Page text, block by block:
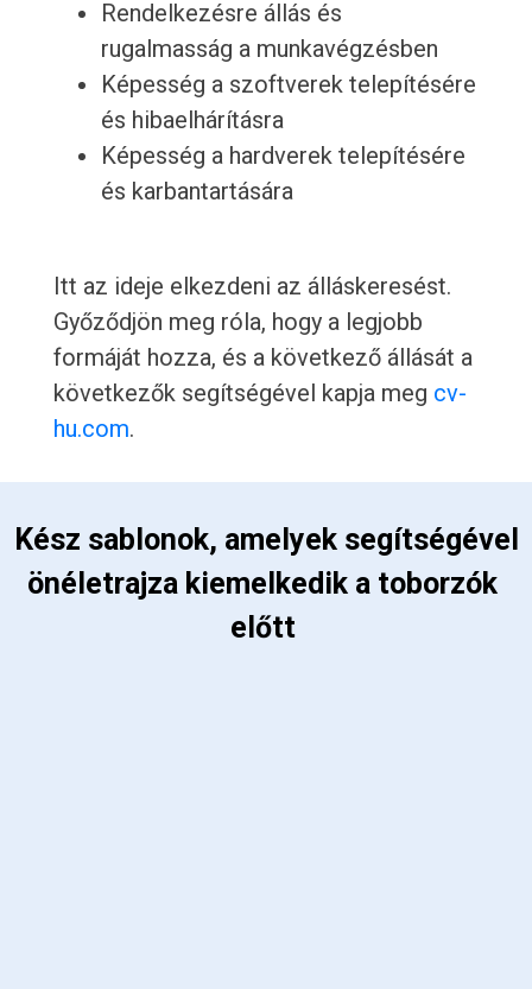
Rendelkezésre állás és
rugalmasság a munkavégzésben
Képesség a szoftverek telepítésére
és hibaelhárításra
Képesség a hardverek telepítésére
és karbantartására
Itt az ideje elkezdeni az álláskeresést.
Győződjön meg róla, hogy a legjobb
formáját hozza, és a következő állását a
következők segítségével kapja meg cv-
hu.com.
önéletrajza kiemelkedik a toborzók
előtt